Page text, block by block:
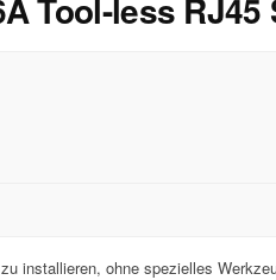
Tool-less
installieren, ohne spezielles